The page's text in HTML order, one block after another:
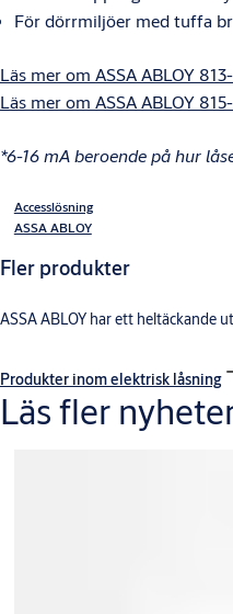
För dörrmiljöer med tuffa
Läs mer om ASSA ABLOY
Läs mer om ASSA ABLOY
*6-16 mA beroende på hur
Accesslösning
ASSA ABLOY
Fler produkter
ASSA ABLOY har ett heltäckande
Produkter inom elektrisk låsning
Läs fler